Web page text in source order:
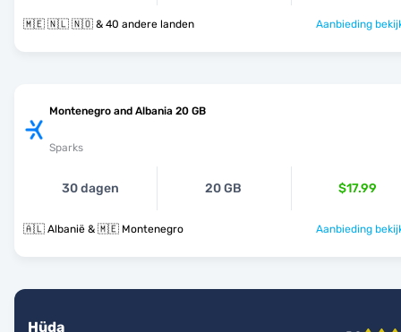
🇲🇪 🇳🇱 🇳🇴 & 40 andere landen Aanbieding
Montenegro and Albania 20 GB
Sparks
30 dagen 20 GB $17.99
🇦🇱 Albanië & 🇲🇪 Montenegro Aanbieding
Hüda